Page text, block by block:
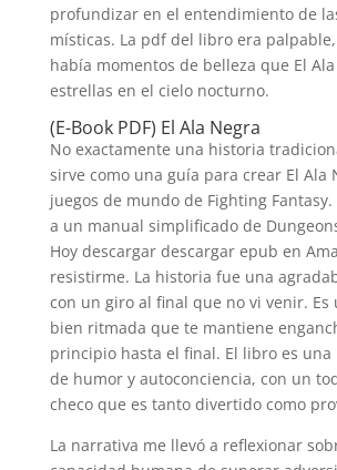
profundizar en el entendimiento de
místicas. La pdf del libro era
había momentos de belleza que El
estrellas en el cielo nocturno.
(E-Book PDF) El Ala Negra
No exactamente una historia
sirve como una guía para crear El Ala
juegos de mundo de Fighting
a un manual simplificado de
Hoy descargar descargar epub en
resistirme. La historia fue una
con un giro al final que no vi venir.
bien ritmada que te mantiene
principio hasta el final. El libro es una
de humor y autoconciencia, con un
checo que es tanto divertido como
La narrativa me llevó a reflexionar